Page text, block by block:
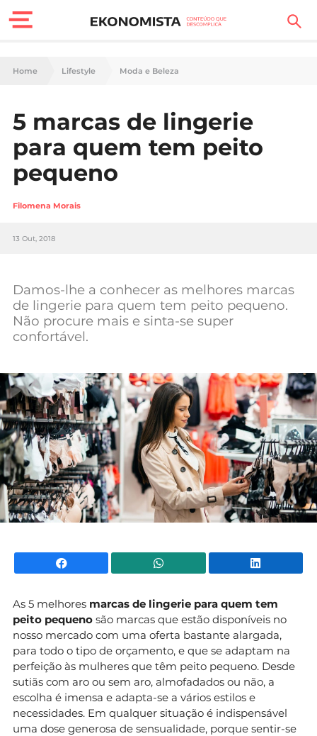
Finanças Pessoais
Carreira
Casa
Lifestyle
Sociedade
Negócios
Mundial 2026
Home Lifestyle Moda e Beleza
5 marcas de lingerie
para quem tem peito
pequeno
Filomena Morais
13 Out, 2018
Damos-lhe a conhecer as melhores marcas
de lingerie para quem tem peito pequeno.
Não procure mais e sinta-se super
confortável.
Facebook WhatsApp
As 5 melhores marcas de lingerie para quem tem
peito pequeno são marcas que estão disponíveis no
nosso mercado com uma oferta bastante alargada,
para todo o tipo de orçamento, e que se adaptam na
perfeição às mulheres que têm peito pequeno. Desde
sutiãs com aro ou sem aro, almofadados ou não, a
escolha é imensa e adapta-se a vários estilos e
necessidades. Em qualquer situação é indispensável
uma dose generosa de sensualidade, porque sentir-se